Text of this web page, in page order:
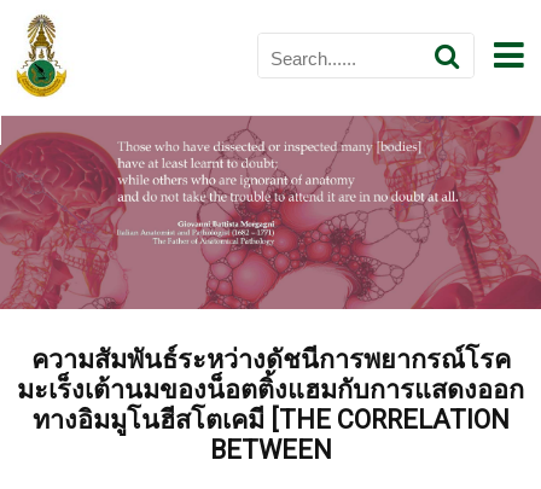
ความสัมพันธ์ระหว่างดัชนีการพยากรณ์โรค
มะเร็งเต้านมของน็อตติ้งแฮมกับการแสดงออก
ทางอิมมูโนฮีสโตเคมี [THE CORRELATION
BETWEEN